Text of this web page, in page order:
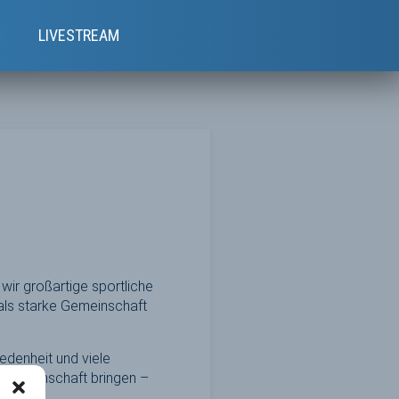
LIVESTREAM
großartige sportliche
starke Gemeinschaft
und viele
bringen –